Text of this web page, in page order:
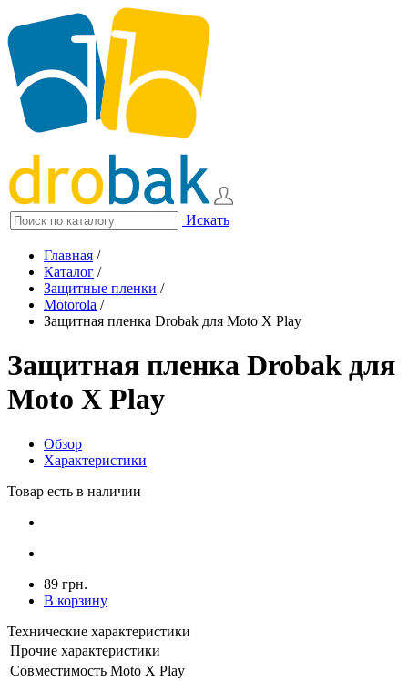
Искать
Главная /
Каталог /
Защитные пленки /
Motorola /
Защитная пленка Drobak для Moto X Play
Защитная пленка Drobak для
Moto X Play
Обзор
Характеристики
Товар есть в наличии
89 грн.
В корзину
Технические характеристики
Прочие характеристики
Совместимость Moto X Play